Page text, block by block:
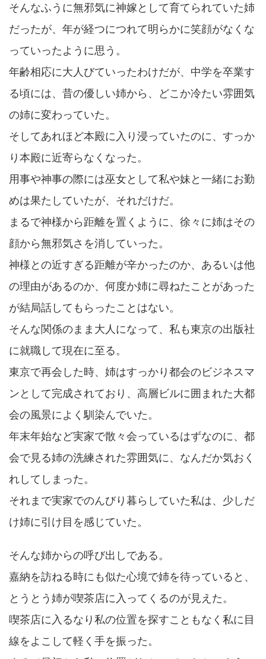
そんなふうに無邪気に神嫁として育てられていた姉
だったが、年が経つにつれて明らかに笑顔がなくな
っていったように思う。
年齢相応に大人びていったわけだが、中学を卒業す
る頃には、昔の優しい姉から、どこか冷たい雰囲気
の姉に変わっていた。
そしてあれほど本殿に入り浸っていたのに、すっか
り本殿に近寄らなくなった。
用事や神事の際には巫女として私や妹と一緒にお勤
めは果たしていたが、それだけだ。
まるで神様から距離を置くように、徐々に姉はその
顔から無邪気さを消していった。
神様との近すぎる距離が辛かったのか、あるいは他
の理由があるのか、何度か姉に尋ねたことがあった
が結局話してもらったことはない。
そんな関係のまま大人になって、私も東京の出版社
に就職して現在に至る。
東京で再会した時、姉はすっかり都会のビジネスマ
ンとして完成されており、高層ビルに囲まれた大都
会の風景によく馴染んでいた。
年末年始など実家で散々会っているはずなのに、都
会で見る姉の洗練された雰囲気に、なんだか気おく
れしてしまった。
それまで実家でのんびり暮らしていた私は、少しだ
け姉に引け目を感じていた。
そんな姉からの呼び出しである。
嘉納を訪ねる時にも似た心境で姉を待っていると、
とうとう姉が喫茶店に入ってくるのが見えた。
喫茶店に入るなり私の位置を探すこともなく私に目
線をよこして軽く手を振った。